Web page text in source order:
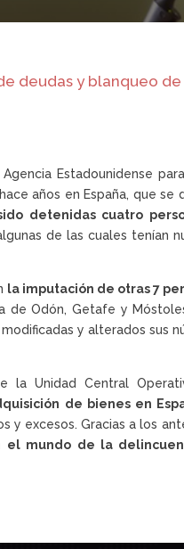
deudas y blanqueo
Estadounidense
años en España, que
detenidas cuatro
de las cuales
la imputación de otras 7
de Odón, Getafe y
y alterados sus
la Unidad Central
de bienes en
y excesos. Gracias a los
el mundo de la